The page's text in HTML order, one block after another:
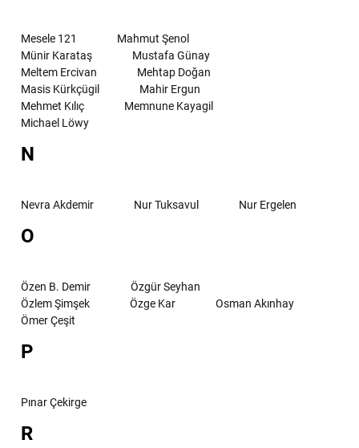
Mesele 121
Mahmut Şenol
Münir Karataş
Mustafa Günay
Meltem Ercivan
Mehtap Doğan
Masis Kürkçügil
Mahir Ergun
Mehmet Kılıç
Memnune Kayagil
Michael Löwy
N
Nevra Akdemir Nur Tuksavul Nur Ergelen
O
Özen B. Demir
Özgür Seyhan
Özlem Şimşek
Özge Kar
Osman Akınhay
Ömer Çeşit
P
Pınar Çekirge
R